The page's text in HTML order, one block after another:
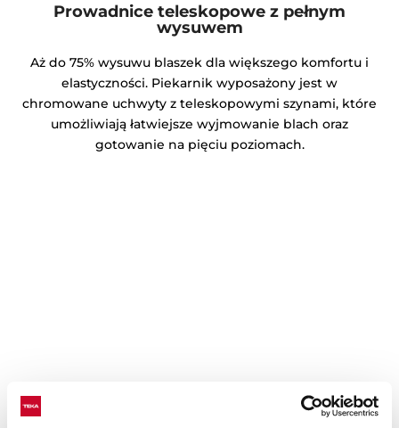
Prowadnice teleskopowe z pełnym
wysuwem
Aż do 75% wysuwu blaszek dla większego komfortu i
elastyczności. Piekarnik wyposażony jest w
chromowane uchwyty z teleskopowymi szynami, które
umożliwiają łatwiejsze wyjmowanie blach oraz
gotowanie na pięciu poziomach.